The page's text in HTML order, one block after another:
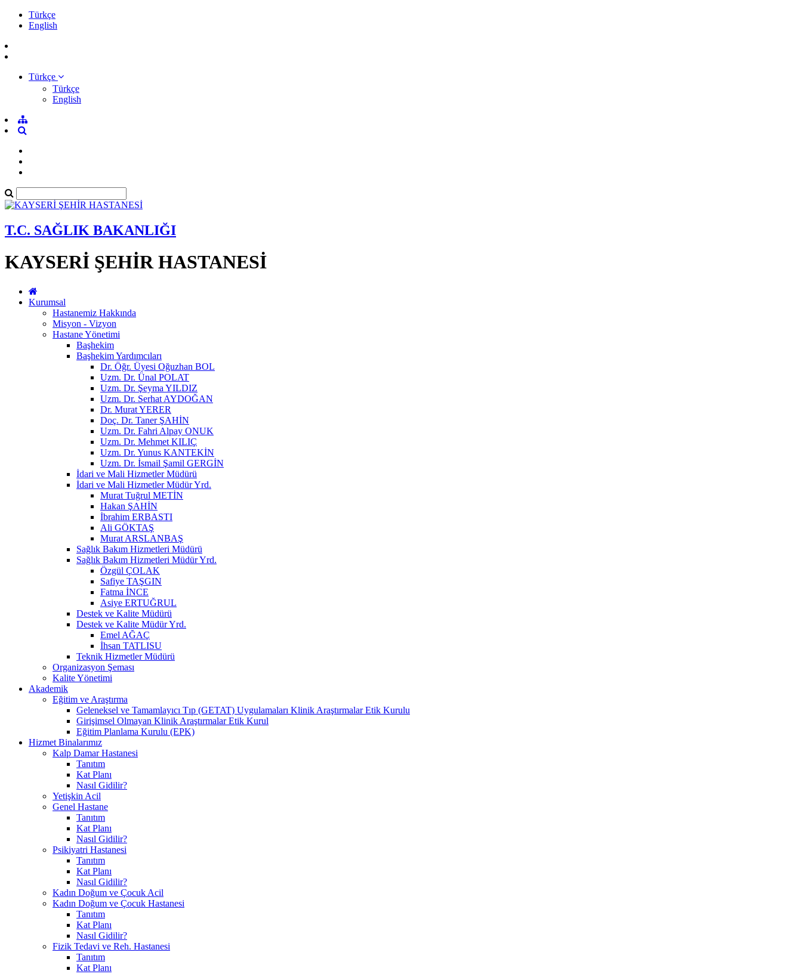
Türkçe
English
Türkçe
Türkçe
English
T.C. SAĞLIK BAKANLIĞI
KAYSERİ ŞEHİR HASTANESİ
Kurumsal
Hastanemiz Hakkında
Misyon - Vizyon
Hastane Yönetimi
Başhekim
Başhekim Yardımcıları
Dr. Öğr. Üyesi Oğuzhan BOL
Uzm. Dr. Ünal POLAT
Uzm. Dr. Şeyma YILDIZ
Uzm. Dr. Serhat AYDOĞAN
Dr. Murat YERER
Doç. Dr. Taner ŞAHİN
Uzm. Dr. Fahri Alpay ONUK
Uzm. Dr. Mehmet KILIÇ
Uzm. Dr. Yunus KANTEKİN
Uzm. Dr. İsmail Şamil GERGİN
İdari ve Mali Hizmetler Müdürü
İdari ve Mali Hizmetler Müdür Yrd.
Murat Tuğrul METİN
Hakan ŞAHİN
İbrahim ERBASTI
Ali GÖKTAŞ
Murat ARSLANBAŞ
Sağlık Bakım Hizmetleri Müdürü
Sağlık Bakım Hizmetleri Müdür Yrd.
Özgül ÇOLAK
Safiye TAŞGIN
Fatma İNCE
Asiye ERTUĞRUL
Destek ve Kalite Müdürü
Destek ve Kalite Müdür Yrd.
Emel AĞAÇ
İhsan TATLISU
Teknik Hizmetler Müdürü
Organizasyon Şeması
Kalite Yönetimi
Akademik
Eğitim ve Araştırma
Geleneksel ve Tamamlayıcı Tıp (GETAT) Uygulamaları Klinik Araştırmalar Etik Kurulu
Girişimsel Olmayan Klinik Araştırmalar Etik Kurul
Eğitim Planlama Kurulu (EPK)
Hizmet Binalarımız
Kalp Damar Hastanesi
Tanıtım
Kat Planı
Nasıl Gidilir?
Yetişkin Acil
Genel Hastane
Tanıtım
Kat Planı
Nasıl Gidilir?
Psikiyatri Hastanesi
Tanıtım
Kat Planı
Nasıl Gidilir?
Kadın Doğum ve Çocuk Acil
Kadın Doğum ve Çocuk Hastanesi
Tanıtım
Kat Planı
Nasıl Gidilir?
Fizik Tedavi ve Reh. Hastanesi
Tanıtım
Kat Planı